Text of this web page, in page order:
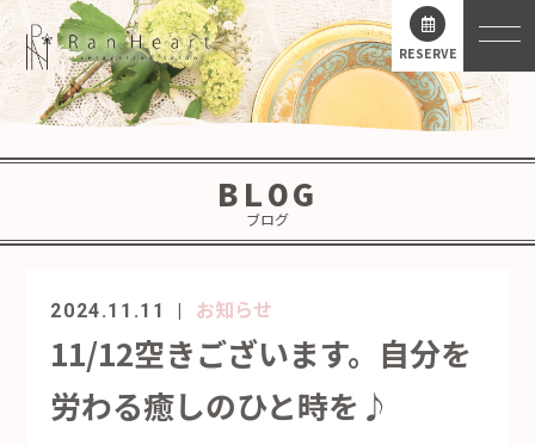
RESERVE
BLOG
ブログ
2024.11.11 お知らせ
11/12空きございます。自分を
労わる癒しのひと時を♪